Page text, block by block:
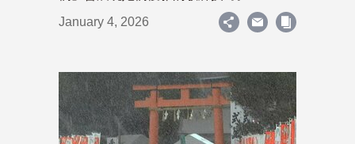
January 4, 2026